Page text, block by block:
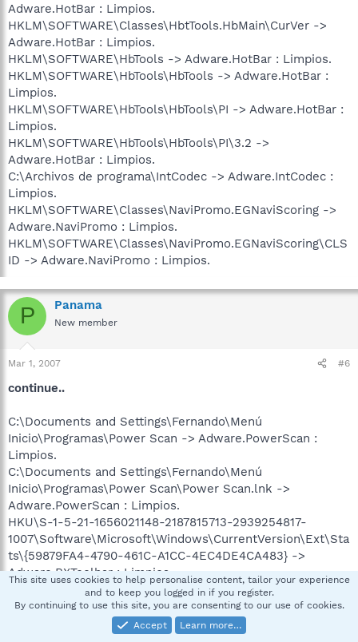
Adware.HotBar : Limpios.
HKLM\SOFTWARE\Classes\HbtTools.HbMain\CurVer ->
Adware.HotBar : Limpios.
HKLM\SOFTWARE\HbTools -> Adware.HotBar : Limpios.
HKLM\SOFTWARE\HbTools\HbTools -> Adware.HotBar :
Limpios.
HKLM\SOFTWARE\HbTools\HbTools\PI -> Adware.HotBar :
Limpios.
HKLM\SOFTWARE\HbTools\HbTools\PI\3.2 ->
Adware.HotBar : Limpios.
C:\Archivos de programa\IntCodec -> Adware.IntCodec :
Limpios.
HKLM\SOFTWARE\Classes\NaviPromo.EGNaviScoring ->
Adware.NaviPromo : Limpios.
HKLM\SOFTWARE\Classes\NaviPromo.EGNaviScoring\CLS
ID -> Adware.NaviPromo : Limpios.
P Panama
New member
Mar 1, 2007 #6
continue..
C:\Documents and Settings\Fernando\Menú
Inicio\Programas\Power Scan -> Adware.PowerScan :
Limpios.
C:\Documents and Settings\Fernando\Menú
Inicio\Programas\Power Scan\Power Scan.lnk ->
Adware.PowerScan : Limpios.
HKU\S-1-5-21-1656021148-2187815713-2939254817-
1007\Software\Microsoft\Windows\CurrentVersion\Ext\Sta
ts\{59879FA4-4790-461C-A1CC-4EC4DE4CA483} ->
Adware.RXToolbar : Limpios.
HKLM\SOFTWARE\Microsoft\Internet Explorer\Main\ins -
> Adware.WebRebates : Limpios.
HKLM\SOFTWARE\Classes\PROTOCOLS\Name-Space
This site uses cookies to help personalise content, tailor your experience
and to keep you logged in if you register.
By continuing to use this site, you are consenting to our use of cookies.
Accept
Learn more…